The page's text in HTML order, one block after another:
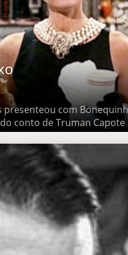
com Bonequinha de
Capote que se tornou um